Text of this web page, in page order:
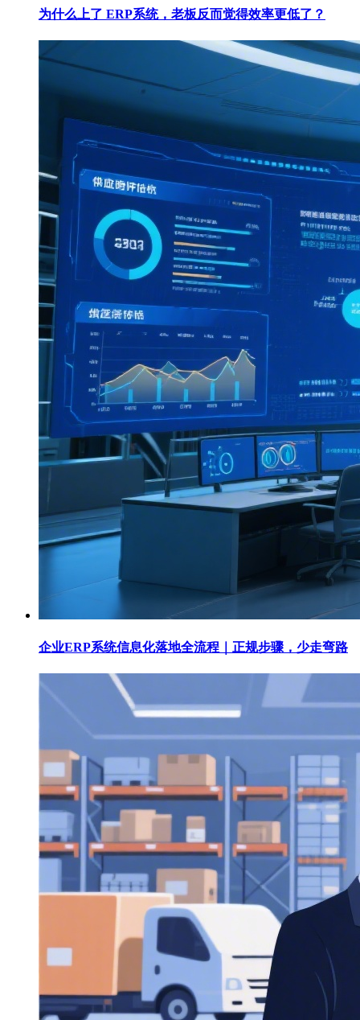
为什么上了 ERP系统，老板反而觉得效率更低了？
企业ERP系统信息化落地全流程｜正规步骤，少走弯路